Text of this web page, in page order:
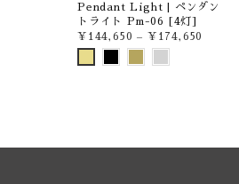
Pendant Light | ペンダン
トライト Pm-06 [4灯]
¥144,650– ¥174,650